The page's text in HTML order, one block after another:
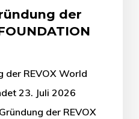
der
der REVOX World
23. Juli 2026
der REVOX